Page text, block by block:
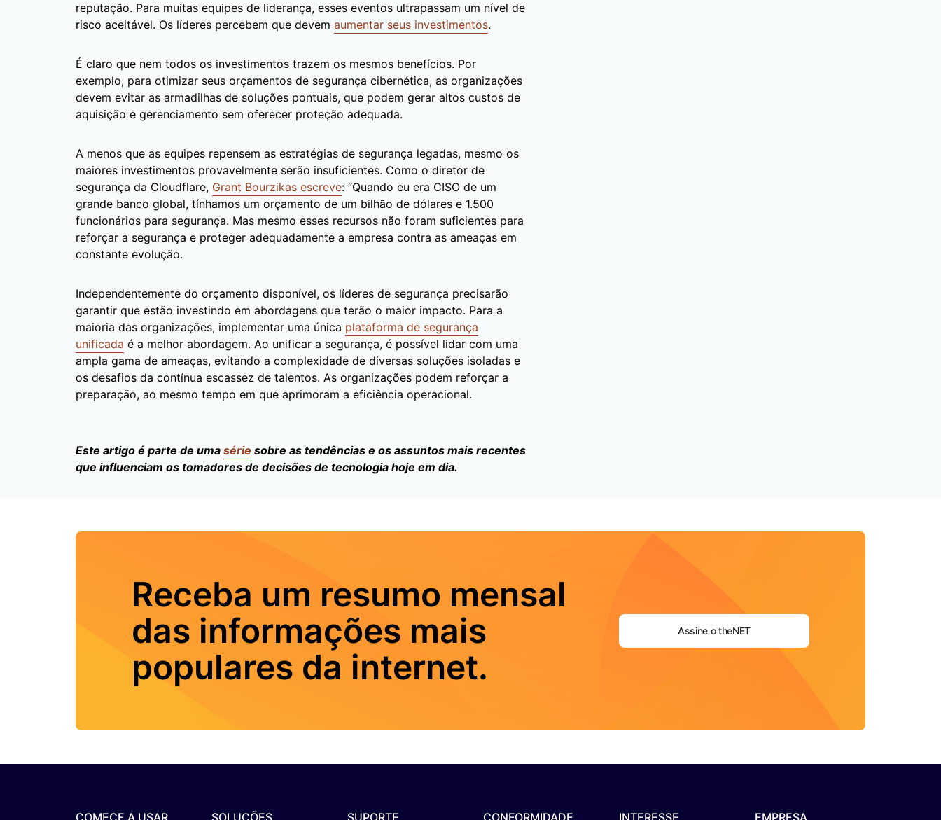
reputação. Para muitas equipes de liderança, esses eventos ultrapassam um nível de
risco aceitável. Os líderes percebem que devem aumentar seus investimentos.
É claro que nem todos os investimentos trazem os mesmos benefícios. Por
exemplo, para otimizar seus orçamentos de segurança cibernética, as organizações
devem evitar as armadilhas de soluções pontuais, que podem gerar altos custos de
aquisição e gerenciamento sem oferecer proteção adequada.
A menos que as equipes repensem as estratégias de segurança legadas, mesmo os
maiores investimentos provavelmente serão insuficientes. Como o diretor de
segurança da Cloudflare, Grant Bourzikas escreve: “Quando eu era CISO de um
grande banco global, tínhamos um orçamento de um bilhão de dólares e 1.500
funcionários para segurança. Mas mesmo esses recursos não foram suficientes para
reforçar a segurança e proteger adequadamente a empresa contra as ameaças em
constante evolução.
Independentemente do orçamento disponível, os líderes de segurança precisarão
garantir que estão investindo em abordagens que terão o maior impacto. Para a
maioria das organizações, implementar uma única plataforma de segurança
unificada é a melhor abordagem. Ao unificar a segurança, é possível lidar com uma
ampla gama de ameaças, evitando a complexidade de diversas soluções isoladas e
os desafios da contínua escassez de talentos. As organizações podem reforçar a
preparação, ao mesmo tempo em que aprimoram a eficiência operacional.
Este artigo é parte de uma série sobre as tendências e os assuntos mais recentes
que influenciam os tomadores de decisões de tecnologia hoje em dia.
Receba um resumo mensal
das informações mais
populares da internet.
Assine o theNET